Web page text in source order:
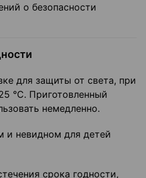
о безопасности
для защиты от света, при
°С. Приготовленный
немедленно.
и невидном для детей
срока годности,